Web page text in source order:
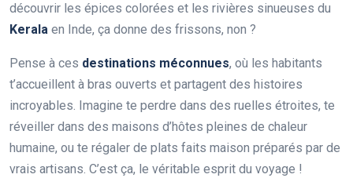
découvrir les épices colorées et les rivières sinueuses du
Kerala en Inde, ça donne des frissons, non ?
Pense à ces destinations méconnues, où les habitants
t’accueillent à bras ouverts et partagent des histoires
incroyables. Imagine te perdre dans des ruelles étroites, te
réveiller dans des maisons d’hôtes pleines de chaleur
humaine, ou te régaler de plats faits maison préparés par de
vrais artisans. C’est ça, le véritable esprit du voyage !